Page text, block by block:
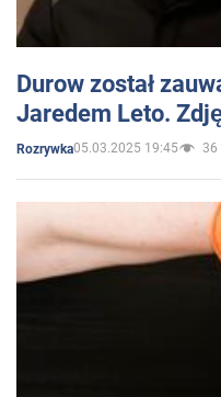
Durow został
Jaredem Leto.
Rozrywka05.03.2025 19:45 36